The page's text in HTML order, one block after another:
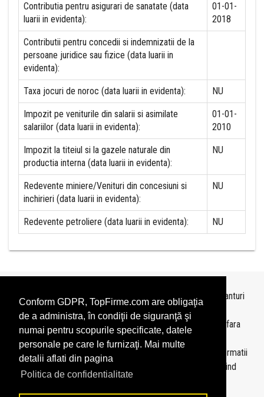
Conform GDPR, TopFirme.com are obligaţia
de a administra, în condiţii de siguranţă şi
numai pentru scopurile specificate, datele
personale pe care le furnizaţi. Mai multe
detalii aflati din pagina
Politica de confidentialitate
Contributia pentru asigurari de sanatate (data
luarii in evidenta):
01-01-
2018
Contributii pentru concedii si indemnizatii de la
persoane juridice sau fizice (data luarii in
evidenta):
Taxa jocuri de noroc (data luarii in evidenta): NU
Impozit pe veniturile din salarii si asimilate
salariilor (data luarii in evidenta):
01-01-
2010
Impozit la titeiul si la gazele naturale din
productia interna (data luarii in evidenta):
NU
Redevente miniere/Venituri din concesiuni si
inchirieri (data luarii in evidenta):
NU
Redevente petroliere (data luarii in evidenta): NU
Topurile sunt realizate deTopFirme
pe baza ultimelor bilanturi
depuse si au scop informativ.
Este interzisa folosirea topurilor fara acordul TopFirme si fara
precizarea sursei.
Daca doriti sa achizitionati
topuri personalizate
sau informatii
despre agentii economici va rugam sa ne contactati folosind
sectiunea Contact